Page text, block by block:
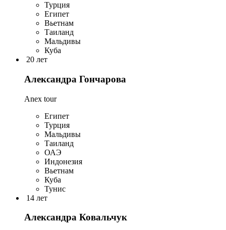
Турция
Египет
Вьетнам
Таиланд
Мальдивы
Куба
20 лет
Александра Гончарова
Anex tour
Египет
Турция
Мальдивы
Таиланд
ОАЭ
Индонезия
Вьетнам
Куба
Тунис
14 лет
Александра Ковальчук